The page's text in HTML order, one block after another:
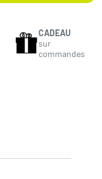
CADEAU
sur
commandes